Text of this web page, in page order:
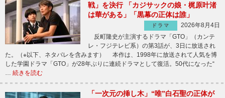
戦」を決行 「カジサックの娘・梶原叶渚
は華がある」「黒幕の正体は誰」
ドラマ
2026年8月4日
反町隆史が主演するドラマ「GTO」（カンテ
レ・フジテレビ系）の第3話が、3日に放送され
た。（※以下、ネタバレを含みます） 本作は、1998年に放送されて人気を博
した学園ドラマ「GTO」が28年ぶりに連続ドラマとして復活。50代になった“
… 続きを読む
「一次元の挿し木」“唯”白石聖の正体が